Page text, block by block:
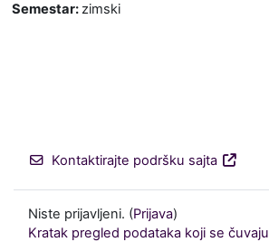
Semestar:zimski
Kontaktirajte podršku sajta
Niste prijavljeni. (Prijava)
Kratak pregled podataka koji se čuvaju